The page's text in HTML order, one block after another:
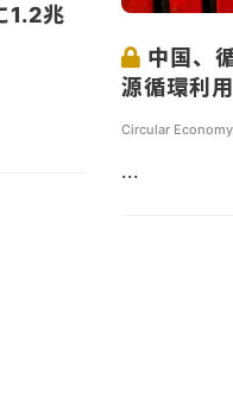
1.2兆
中国、
源循環利
Circular
...